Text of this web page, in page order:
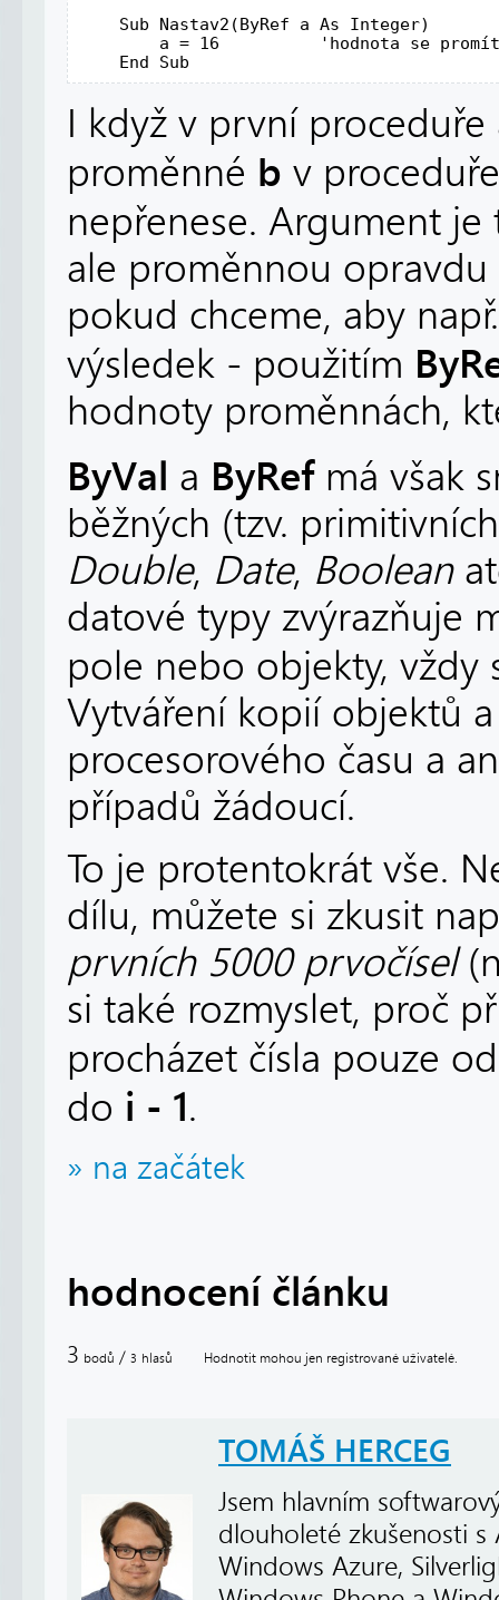
Sub Nastav2(ByRef a As Integer)
        a = 16
'hodnota se
End
Sub
I když v první
proměnné b v
nepřenese. Argument
ale proměnnou opravdu
pokud chceme, aby
výsledek - použitím
hodnoty proměnnách,
ByVal a ByRefmá však
běžných (tzv.
Double, Date, Boolean
datové typy zvýrazňuje
pole nebo objekty,
Vytváření kopií objektů
procesorového času a
případů žádoucí.
To je protentokrát vše.
dílu, můžete si zkusit
prvních 5000 prvočísel
si také rozmyslet, proč
procházet čísla pouze
do i - 1.
» na začátek
hodnocení článku
3 bodů / 3 hlasů Hodnotit mohou jen registrované uživatelé.
TOMÁŠ HERCEG
Jsem hlavním
dlouholeté zkušenosti s
Windows Azure,